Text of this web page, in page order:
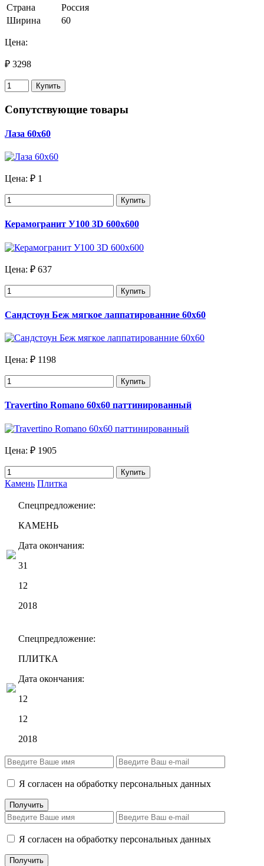
Страна
Россия
Ширина
60
Цена:
₽ 3298
Купить
Сопутствующие товары
Лаза 60х60
Цена: ₽ 1
Купить
Керамогранит У100 3D 600x600
Цена: ₽ 637
Купить
Сандстоун Беж мягкое лаппатированние 60х60
Цена: ₽ 1198
Купить
Travertino Romano 60x60 паттинированный
Цена: ₽ 1905
Купить
Камень Плитка
Спецпредложение:
КАМЕНЬ
Дата окончания:
31
12
2018
Спецпредложение:
ПЛИТКА
Дата окончания:
12
12
2018
Я согласен на обработку персональных данных
Я согласен на обработку персональных данных